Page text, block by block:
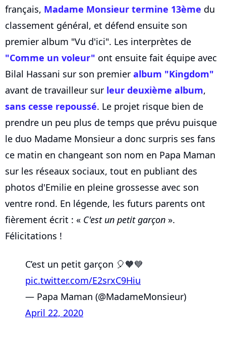
français, Madame Monsieur termine 13ème du
classement général, et défend ensuite son
premier album "Vu d'ici". Les interprètes de
"Comme un voleur" ont ensuite fait équipe avec
Bilal Hassani sur son premier album "Kingdom"
avant de travailleur sur leur deuxième album,
sans cesse repoussé. Le projet risque bien de
prendre un peu plus de temps que prévu puisque
le duo Madame Monsieur a donc surpris ses fans
ce matin en changeant son nom en Papa Maman
sur les réseaux sociaux, tout en publiant des
photos d'Emilie en pleine grossesse avec son
ventre rond. En légende, les futurs parents ont
fièrement écrit : « C'est un petit garçon ».
Félicitations !
C’est un petit garçon 🎈🧡💙
pic.twitter.com/E2srxC9Hiu
— Papa Maman (@MadameMonsieur)
April 22, 2020